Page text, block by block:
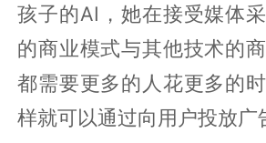
孩子的AI，她在接受媒体
的商业模式与其他技术的
都需要更多的人花更多的
样就可以通过向用户投放广